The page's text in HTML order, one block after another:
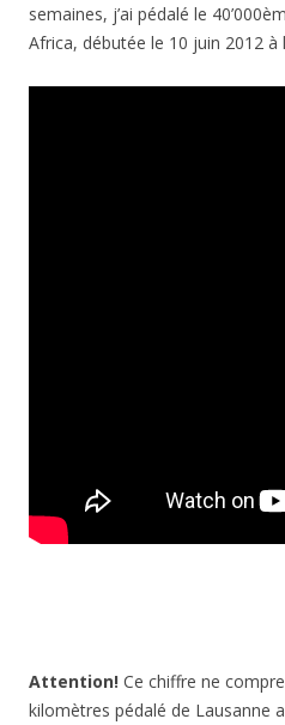
semaines, j’ai pédalé le
Africa, débutée le 10 juin 2012 à
Attention! Ce chiffre ne
kilomètres pédalé de Lausanne